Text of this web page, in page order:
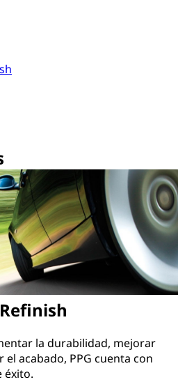
la durabilidad, mejorar
acabado, PPG cuenta con
éxito.